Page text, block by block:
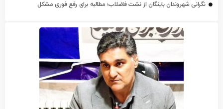
نگرانی شهروندان باینگان از نشت فاضلاب؛ مطالبه برای رفع فوری مشکل